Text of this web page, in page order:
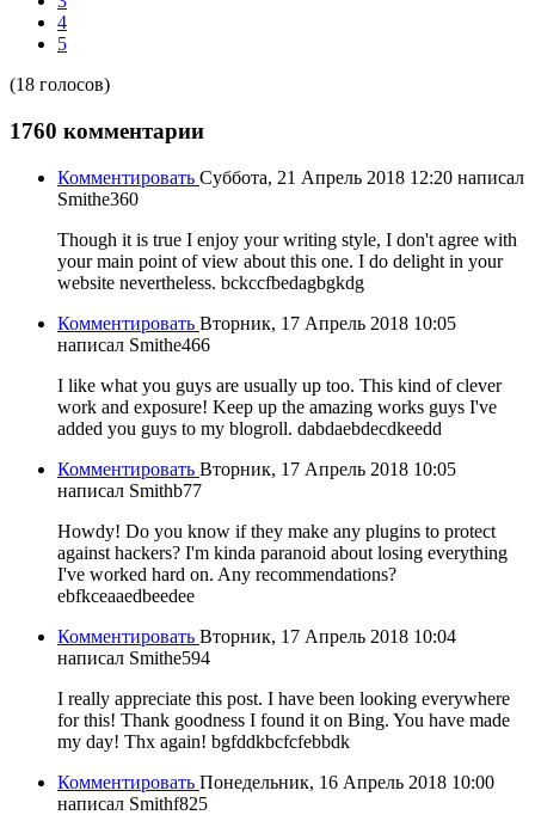
4
5
(18 голосов)
1760 комментарии
Комментировать Суббота, 21 Апрель 2018 12:20 написал
Smithe360
Though it is true I enjoy your writing style, I don't agree with
your main point of view about this one. I do delight in your
website nevertheless. bckccfbedagbgkdg
Комментировать Вторник, 17 Апрель 2018 10:05
написал Smithe466
I like what you guys are usually up too. This kind of clever
work and exposure! Keep up the amazing works guys I've
added you guys to my blogroll. dabdaebdecdkeedd
Комментировать Вторник, 17 Апрель 2018 10:05
написал Smithb77
Howdy! Do you know if they make any plugins to protect
against hackers? I'm kinda paranoid about losing everything
I've worked hard on. Any recommendations?
ebfkceaaedbeedee
Комментировать Вторник, 17 Апрель 2018 10:04
написал Smithe594
I really appreciate this post. I have been looking everywhere
for this! Thank goodness I found it on Bing. You have made
my day! Thx again! bgfddkbcfcfebbdk
Комментировать Понедельник, 16 Апрель 2018 10:00
написал Smithf825